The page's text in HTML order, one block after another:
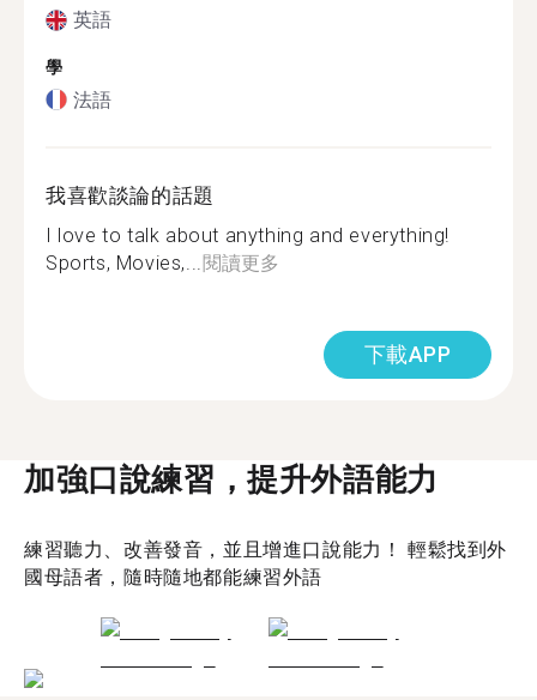
英語
學
法語
我喜歡談論的話題
I love to talk about anything and everything!
Sports, Movies,... 閱讀更多
下載APP
加強口說練習，提升外語能力
練習聽力、改善發音，並且增進口說能力！ 輕鬆找到外
國母語者，隨時隨地都能練習外語